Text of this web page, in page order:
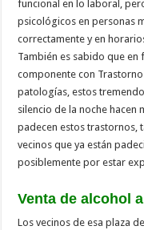
funcional en lo laboral,
psicológicos en personas
correctamente y en
También es sabido que en
componente con Trastorno
patologías, estos
silencio de la noche hacen
padecen estos trastornos,
vecinos que ya están
posiblemente por estar
Venta de alcohol
Los vecinos de esa plaza